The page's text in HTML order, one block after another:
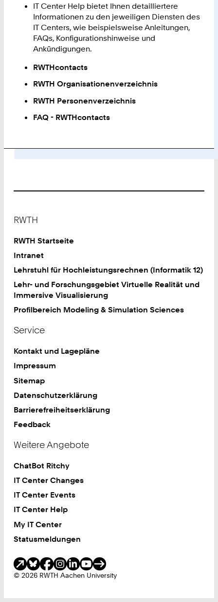
IT Center Help bietet Ihnen detailliertere
Informationen zu den jeweiligen Diensten des
IT Centers, wie beispielsweise Anleitungen,
FAQs, Konfigurationshinweise und
Ankündigungen.
RWTHcontacts
RWTH Organisationenverzeichnis
RWTH Personenverzeichnis
FAQ - RWTHcontacts
RWTH
RWTH Startseite
Intranet
Lehrstuhl für Hochleistungsrechnen (Informatik 12)
Lehr- und Forschungsgebiet Virtuelle Realität und
Immersive Visualisierung
Profilbereich Modeling & Simulation Sciences
Service
Kontakt und Lagepläne
Impressum
Sitemap
Datenschutzerklärung
Barrierefreiheitserklärung
Feedback
Weitere Angebote
ChatBot Ritchy
IT Center Changes
IT Center Events
IT Center Help
My IT Center
Statusmeldungen
© 2026 RWTH Aachen University
Soziale Medien